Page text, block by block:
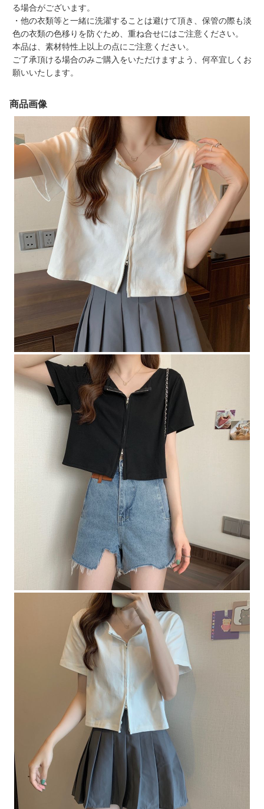
る場合がございます。
・他の衣類等と一緒に洗濯することは避けて頂き、保管の際も淡
色の衣類の色移りを防ぐため、重ね合せにはご注意ください。
本品は、素材特性上以上の点にご注意ください。
ご了承頂ける場合のみご購入をいただけますよう、何卒宜しくお
願いいたします。
商品画像